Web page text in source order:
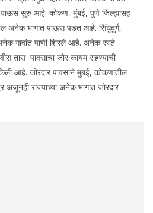
पाऊस सुरु आहे. कोकण, मुंबई, पुणे जिल्ह्यासह
अनेक भागात पाऊस पडत आहे. सिंधुदुर्ग,
अनेक गावांत पाणी शिरले आहे. अनेक रस्ते
तास पावसाचा जोर कायम राहण्याची
आहे. जोरदार पावसाने मुंबई, कोकणातील
राज्याच्या अनेक भागात जोरदार